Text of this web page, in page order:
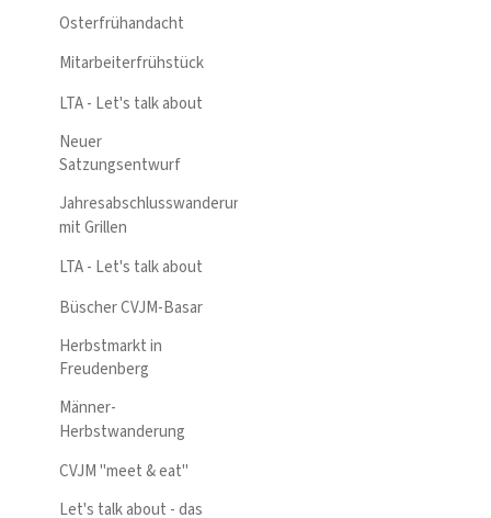
Osterfrühandacht
Mitarbeiterfrühstück
LTA - Let's talk about
Neuer
Satzungsentwurf
Jahresabschlusswanderung
mit Grillen
LTA - Let's talk about
Büscher CVJM-Basar
Herbstmarkt in
Freudenberg
Männer-
Herbstwanderung
CVJM "meet & eat"
Let's talk about - das